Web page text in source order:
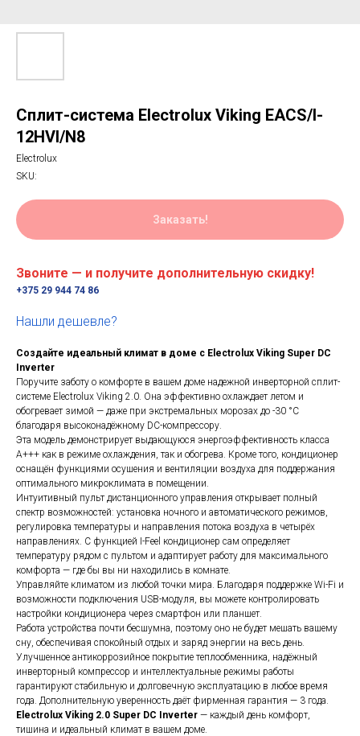
Сплит-система Electrolux Viking EACS/I-
12HVI/N8
Electrolux
SKU:
Заказать!
Звоните — и получите дополнительную скидку!
+375 29 944 74 86
Нашли дешевле?
Создайте идеальный климат в доме с Electrolux Viking Super DC
Inverter
Поручите заботу о комфорте в вашем доме надежной инверторной сплит-
системе Electrolux Viking 2.0. Она эффективно охлаждает летом и
обогревает зимой — даже при экстремальных морозах до -30 °C
благодаря высоконадёжному DC-компрессору.
Эта модель демонстрирует выдающуюся энергоэффективность класса
A+++ как в режиме охлаждения, так и обогрева. Кроме того, кондиционер
оснащён функциями осушения и вентиляции воздуха для поддержания
оптимального микроклимата в помещении.
Интуитивный пульт дистанционного управления открывает полный
спектр возможностей: установка ночного и автоматического режимов,
регулировка температуры и направления потока воздуха в четырёх
направлениях. С функцией I-Feel кондиционер сам определяет
температуру рядом с пультом и адаптирует работу для максимального
комфорта — где бы вы ни находились в комнате.
Управляйте климатом из любой точки мира. Благодаря поддержке Wi-Fi и
возможности подключения USB-модуля, вы можете контролировать
настройки кондиционера через смартфон или планшет.
Работа устройства почти бесшумна, поэтому оно не будет мешать вашему
сну, обеспечивая спокойный отдых и заряд энергии на весь день.
Улучшенное антикоррозийное покрытие теплообменника, надёжный
инверторный компрессор и интеллектуальные режимы работы
гарантируют стабильную и долговечную эксплуатацию в любое время
года. Дополнительную уверенность даёт фирменная гарантия — 3 года.
Electrolux Viking 2.0 Super DC Inverter — каждый день комфорт,
тишина и идеальный климат в вашем доме.